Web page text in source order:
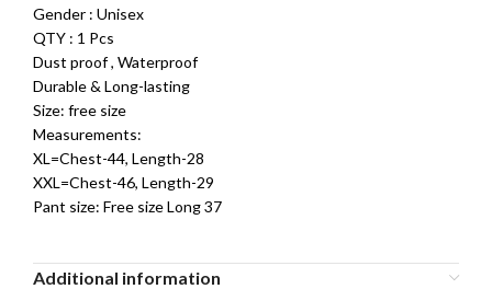
Gender : Unisex
QTY : 1 Pcs
Dust proof , Waterproof
Durable & Long-lasting
Size: free size
Measurements:
XL=Chest-44, Length-28
XXL=Chest-46, Length-29
Pant size: Free size Long 37
Additional information